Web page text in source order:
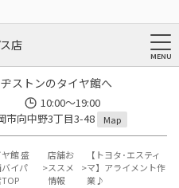
店
ストンのタイヤ館へ
10:00～19:00
向中野3丁目3-48
Map
館 盛
イパ
店舗お
ススメ
情報
【トヨタ･エスティ
マ】アライメント作
業♪